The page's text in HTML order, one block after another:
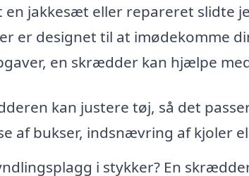
en jakkesæt eller repareret slidte
er designet til at imødekomme
en skrædder kan hjælpe
kan justere tøj, så det
af bukser, indsnævring af kjoler
i stykker? En